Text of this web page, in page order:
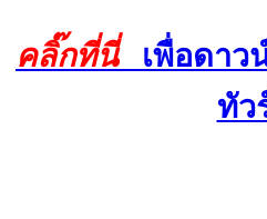
คลิ๊กที่นี่
เพื่อดาว
ทัว